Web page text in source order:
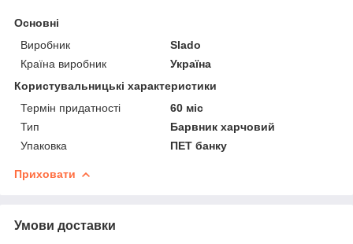
Основні
Виробник
Slado
Країна виробник
Україна
Користувальницькі характеристики
Термін придатності
60 міс
Тип
Барвник харчовий
Упаковка
ПЕТ банку
Приховати
Умови доставки